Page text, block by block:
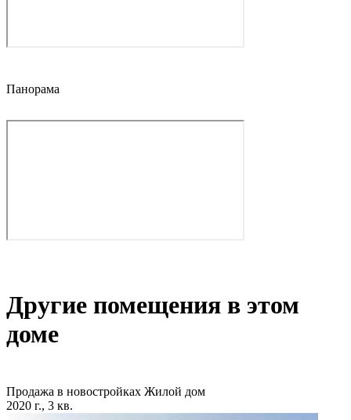
Панорама
Другие помещения в этом
доме
Продажа в новостройках Жилой дом
2020 г., 3 кв.